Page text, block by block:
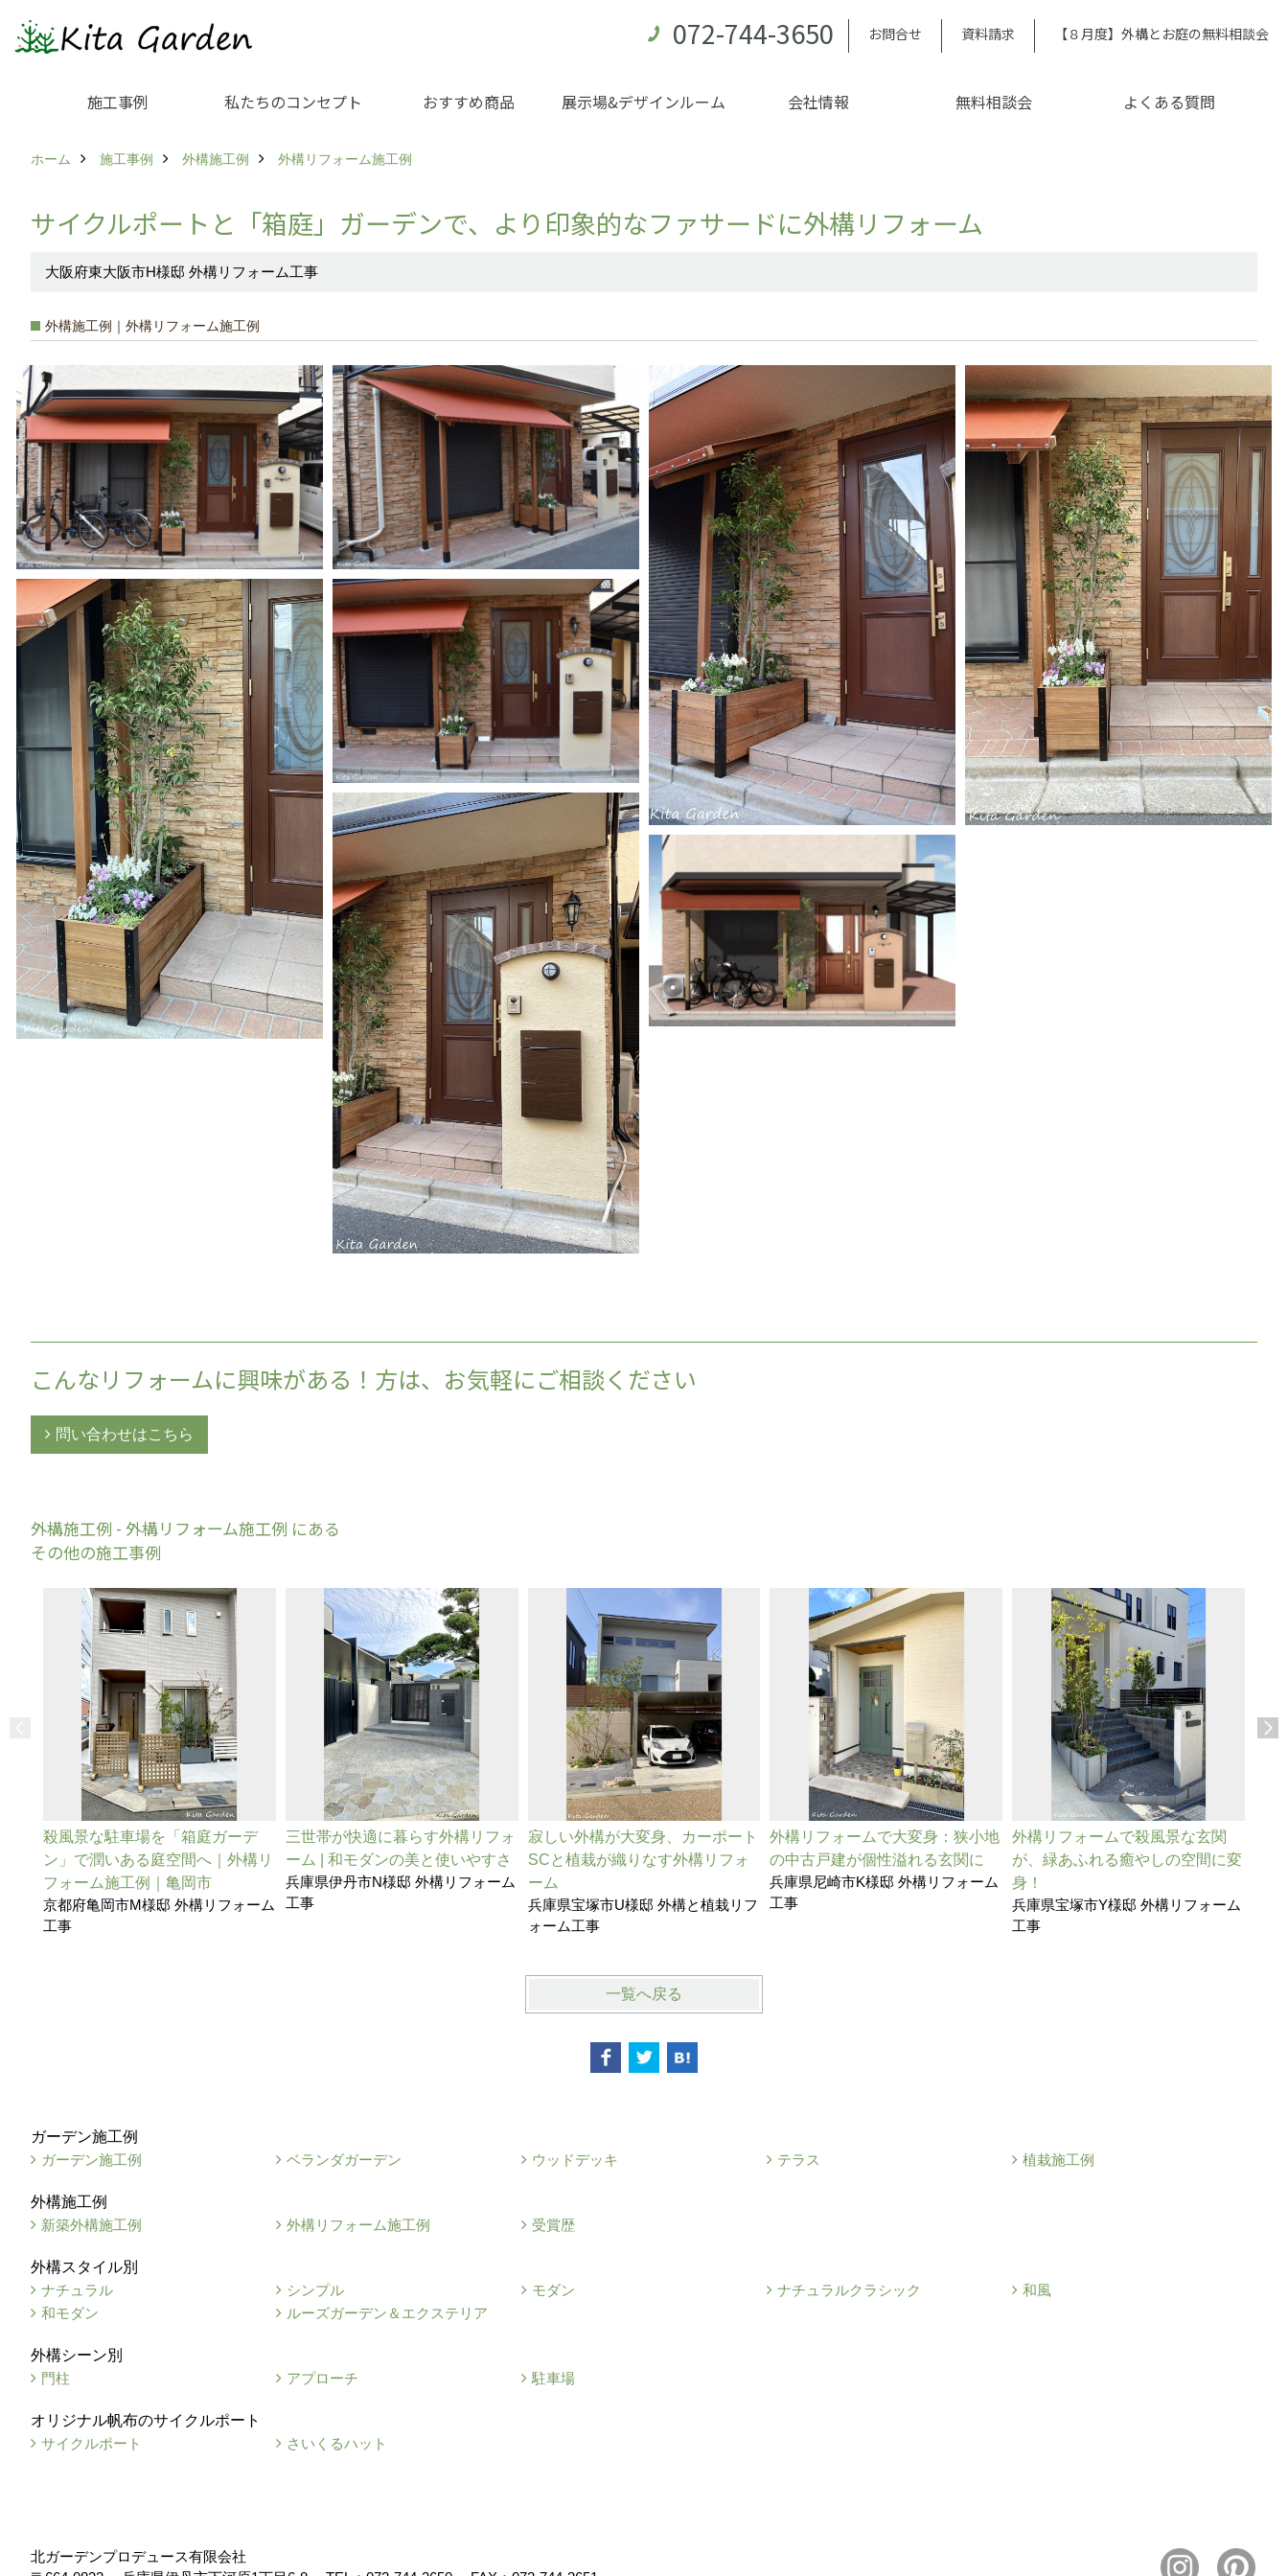
072-744-3650 お問合せ 資料請求 【８月度】外構とお庭の無料相談会
施工事例 私たちのコンセプト おすすめ商品 展示場&デザインルーム 会社情報 無料相談会 よくある質問
ホーム 施工事例 外構施工例 外構リフォーム施工例
サイクルポートと「箱庭」ガーデンで、より印象的なファサードに外構リフォーム
大阪府東大阪市H様邸 外構リフォーム工事
外構施工例｜外構リフォーム施工例
こんなリフォームに興味がある！方は、お気軽にご相談ください
問い合わせはこちら
外構施工例 - 外構リフォーム施工例 にある
その他の施工事例
殺風景な駐車場を「箱庭ガーデ
ン」で潤いある庭空間へ｜外構リ
フォーム施工例｜亀岡市
京都府亀岡市M様邸 外構リフォーム
工事
三世帯が快適に暮らす外構リフォ
ーム | 和モダンの美と使いやすさ
兵庫県伊丹市N様邸 外構リフォーム
工事
寂しい外構が大変身、カーポート
SCと植栽が織りなす外構リフォ
ーム
兵庫県宝塚市U様邸 外構と植栽リフ
ォーム工事
外構リフォームで大変身：狭小地
の中古戸建が個性溢れる玄関に
兵庫県尼崎市K様邸 外構リフォーム
工事
外構リフォームで殺風景な玄関
が、緑あふれる癒やしの空間に変
身！
兵庫県宝塚市Y様邸 外構リフォーム
工事
一覧へ戻る
ガーデン施工例
ガーデン施工例
ベランダガーデン ウッドデッキ テラス 植栽施工例
外構施工例
新築外構施工例
外構リフォーム施工例 受賞歴
外構スタイル別
ナチュラル
シンプル モダン ナチュラルクラシック
和風
和モダン
ルーズガーデン＆エクステリア
外構シーン別
門柱
アプローチ 駐車場
オリジナル帆布のサイクルポート
サイクルポート
さいくるハット
北ガーデンプロデュース有限会社